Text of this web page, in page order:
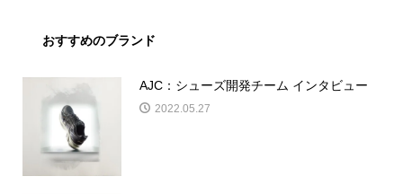
おすすめのブランド
AJC：シューズ開発チーム インタビュー
2022.05.27